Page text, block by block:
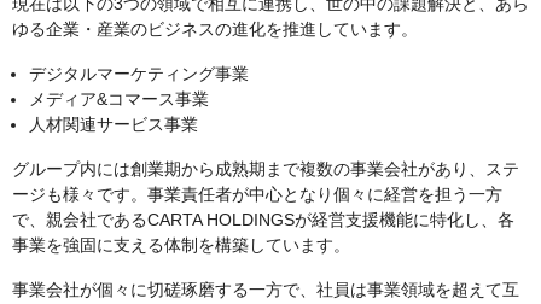
現在は以下の3つの領域で相互に連携し、世の中の課題解決と、あら
ゆる企業・産業のビジネスの進化を推進しています。
デジタルマーケティング事業
メディア&コマース事業
人材関連サービス事業
グループ内には創業期から成熟期まで複数の事業会社があり、ステ
ージも様々です。事業責任者が中心となり個々に経営を担う一方
で、親会社であるCARTA HOLDINGSが経営支援機能に特化し、各
事業を強固に支える体制を構築しています。
事業会社が個々に切磋琢磨する一方で、社員は事業領域を超えて互